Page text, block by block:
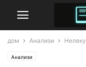
дом Анализи
Анализи